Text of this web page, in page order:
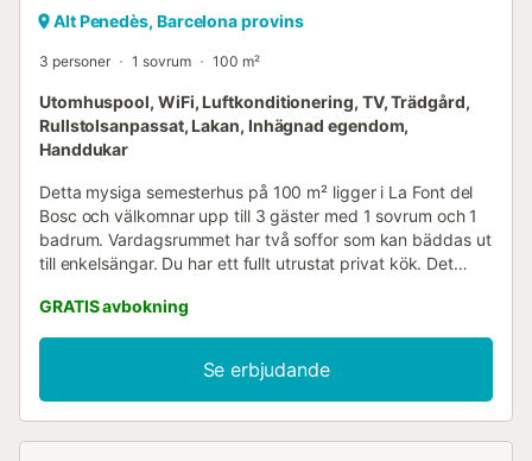
Alt Penedès, Barcelona provins
3 personer 1 sovrum 100 m²
Utomhuspool, WiFi, Luftkonditionering, TV, Trädgård,
Rullstolsanpassat, Lakan, Inhägnad egendom,
Handdukar
Detta mysiga semesterhus på 100 m² ligger i La Font del
Bosc och välkomnar upp till 3 gäster med 1 sovrum och 1
badrum. Vardagsrummet har två soffor som kan bäddas ut
till enkelsängar. Du har ett fullt utrustat privat kök. Det
sovrummet och uppvärmning i hela huset. Interiören har
tillgänglighet utan trösklar. Bland andra bekvämligheter
hittar du höghastighets-Wi-Fi lämpligt för videosamtal, en
privat arbetsplats, TV med video-on-demand,
sällskapsspel, kaffebryggare, tvättmaskin och torktumlare,
GRATIS avbokning
Se erbjudande